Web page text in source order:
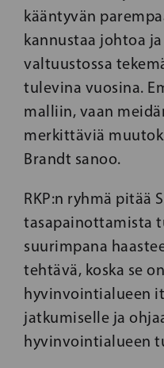
kääntyvän
kannustaa johtoa
valtuustossa
tulevina vuosina.
malliin, vaan
merkittäviä
Brandt sanoo.
RKP:n ryhmä pitää
tasapainottamista
suurimpana
tehtävä, koska se
hyvinvointialueen
jatkumiselle ja
hyvinvointialueen